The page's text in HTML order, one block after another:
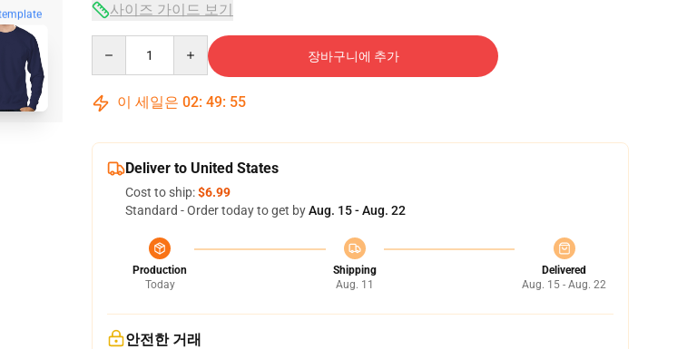
사이즈 가이드 보기
장바구니에 추가
이 세일은 02: 49: 54
Deliver to United States
Cost to ship:$6.99
Standard - Order today to get byAug. 15 - Aug. 22
Production
Today
Shipping
Aug. 11
Delivered
Aug. 15 - Aug. 22
안전한 거래